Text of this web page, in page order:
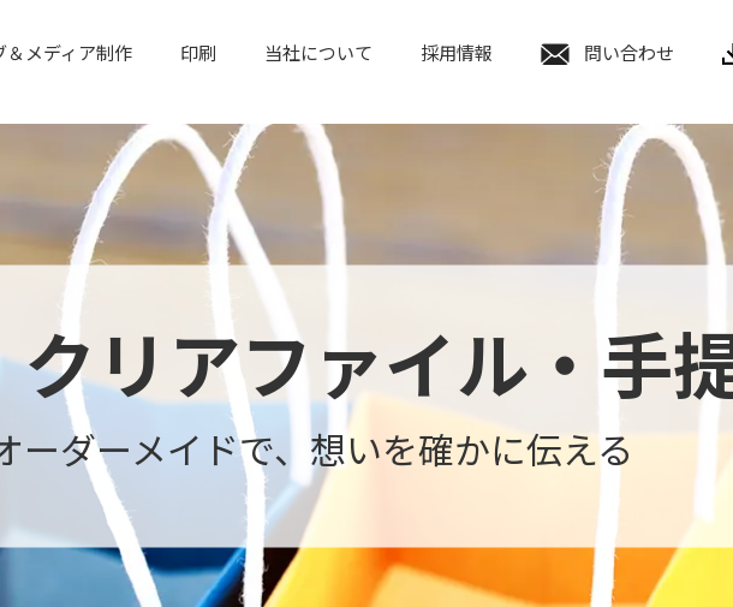
＆メディア制作 印刷 当社について 採用情報 問い合わせ
リアファイル・手
ーダーメイドで、想いを確かに伝える